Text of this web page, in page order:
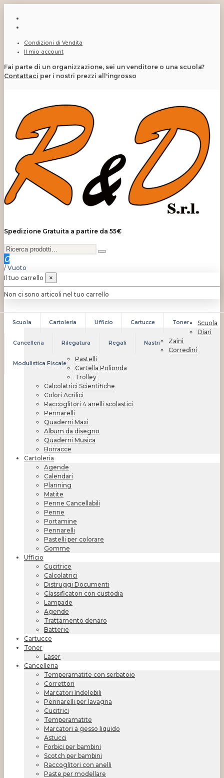
Condizioni di Vendita
Il mio account
Fai parte di un organizzazione, sei un venditore o una scuola?
Contattaci per i nostri prezzi all'ingrosso
Spedizione Gratuita a partire da 55€
0
/ Vuoto
Il tuo carrello
×
Non ci sono articoli nel tuo carrello
Scuola Cartoleria Ufficio Cartucce Toner
Cancelleria Rilegatura Regali Nastri
Modulistica Fiscale
Scuola
Diari
Zaini
Corredini
Pastelli
Cartella Polionda
Trolley
Calcolatrici Scientifiche
Colori Acrilici
Raccoglitori 4 anelli scolastici
Pennarelli
Quaderni Maxi
Album da disegno
Quaderni Musica
Borracce
Cartoleria
Agende
Calendari
Planning
Matite
Penne Cancellabili
Penne
Portamine
Pennarelli
Pastelli per colorare
Gomme
Ufficio
Cucitrice
Calcolatrici
Distruggi Documenti
Classificatori con custodia
Lampade
Agende
Trattamento denaro
Batterie
Cartucce
Toner
Laser
Cancelleria
Temperamatite con serbatoio
Correttori
Marcatori Indelebili
Pennarelli per lavagna
Cucitrici
Temperamatite
Marcatori a gesso liquido
Astucci
Forbici per bambini
Scotch per bambini
Raccoglitori con anelli
Paste per modellare